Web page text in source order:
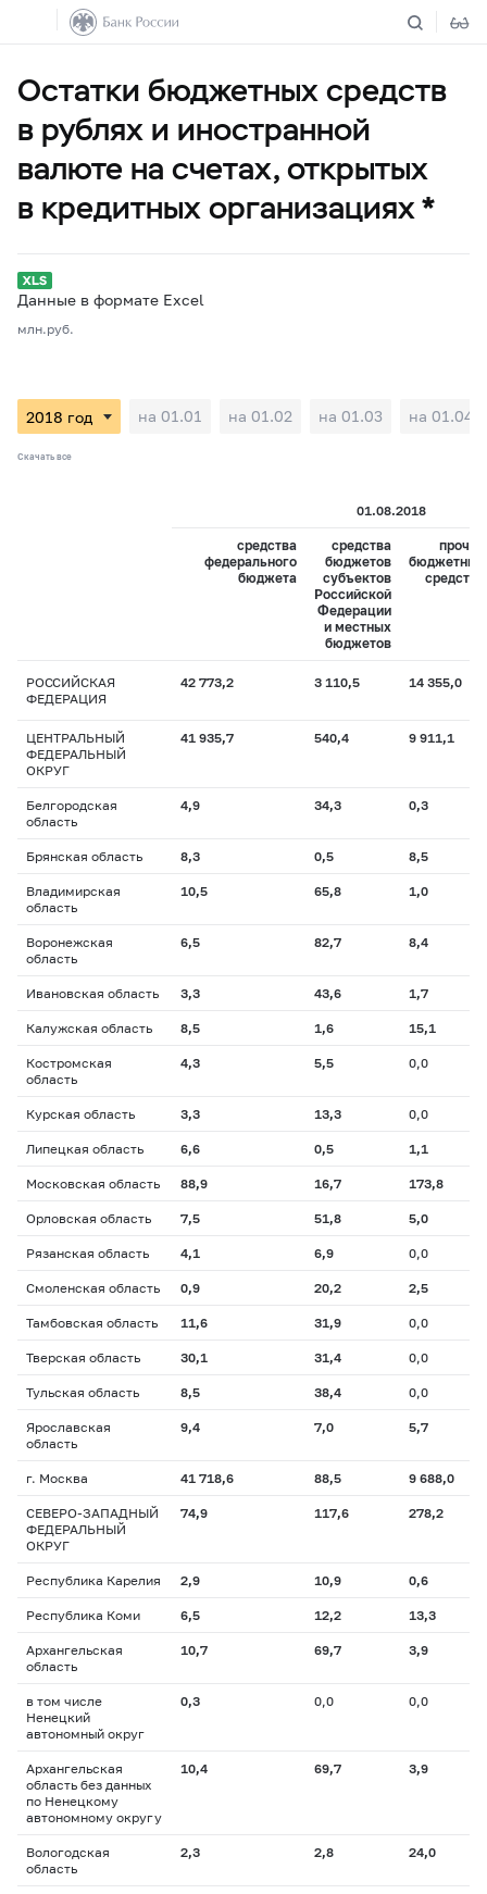
Остатки бюджетных средств
в рублях и иностранной
валюте на счетах, открытых
в кредитных организациях *
Данные в формате Excel
млн.руб.
на 01.01 на 01.02 на 01.03 на 01.04
Скачать все
01.08.2018
средства
федерального
бюджета
средства
бюджетов
субъектов
Российской
Федерации
и местных
бюджетов
прочие
бюджетные
средства
РОССИЙСКАЯ
ФЕДЕРАЦИЯ
42 773,2 3 110,5 14 355,0
ЦЕНТРАЛЬНЫЙ
ФЕДЕРАЛЬНЫЙ
ОКРУГ
41 935,7 540,4 9 911,1
Белгородская
область
4,9 34,3 0,3
Брянская область 8,3 0,5 8,5
Владимирская
область
10,5 65,8 1,0
Воронежская
область
6,5 82,7 8,4
Ивановская область 3,3 43,6 1,7
Калужская область 8,5 1,6 15,1
Костромская
область
4,3 5,5 0,0
Курская область 3,3 13,3 0,0
Липецкая область 6,6 0,5 1,1
Московская область 88,9 16,7 173,8
Орловская область 7,5 51,8 5,0
Рязанская область 4,1 6,9 0,0
Смоленская область 0,9 20,2 2,5
Тамбовская область 11,6 31,9 0,0
Тверская область 30,1 31,4 0,0
Тульская область 8,5 38,4 0,0
Ярославская
область
9,4 7,0 5,7
г. Москва 41 718,6 88,5 9 688,0
СЕВЕРО-ЗАПАДНЫЙ
ФЕДЕРАЛЬНЫЙ
ОКРУГ
74,9 117,6 278,2
Республика Карелия 2,9 10,9 0,6
Республика Коми 6,5 12,2 13,3
Архангельская
область
10,7 69,7 3,9
в том числе
Ненецкий
автономный округ
0,3 0,0 0,0
Архангельская
область без данных
по Ненецкому
автономному округу
10,4 69,7 3,9
Вологодская
область
2,3 2,8 24,0